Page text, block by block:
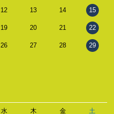
12 13 14 15
19 20 21 22
26 27 28 29
水 木 金 土